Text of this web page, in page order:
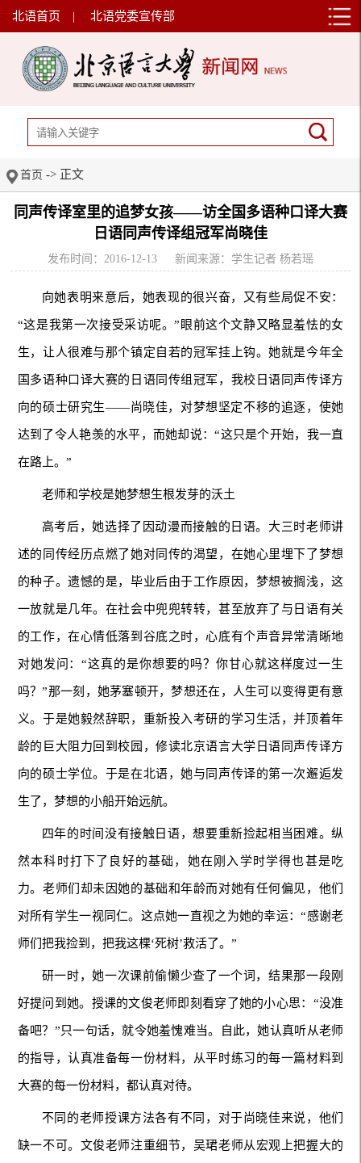
北语首页 | 北语党委宣传部
首页 -> 正文
同声传译室里的追梦女孩——访全国多语种口译大赛
日语同声传译组冠军尚晓佳
发布时间：2016-12-13 新闻来源：学生记者 杨若瑶
向她表明来意后，她表现的很兴奋，又有些局促不安：
“这是我第一次接受采访呢。”眼前这个文静又略显羞怯的女
生，让人很难与那个镇定自若的冠军挂上钩。她就是今年全
国多语种口译大赛的日语同传组冠军，我校日语同声传译方
向的硕士研究生——尚晓佳，对梦想坚定不移的追逐，使她
达到了令人艳羡的水平，而她却说：“这只是个开始，我一直
在路上。”
老师和学校是她梦想生根发芽的沃土
高考后，她选择了因动漫而接触的日语。大三时老师讲
述的同传经历点燃了她对同传的渴望，在她心里埋下了梦想
的种子。遗憾的是，毕业后由于工作原因，梦想被搁浅，这
一放就是几年。在社会中兜兜转转，甚至放弃了与日语有关
的工作，在心情低落到谷底之时，心底有个声音异常清晰地
对她发问：“这真的是你想要的吗？你甘心就这样度过一生
吗？”那一刻，她茅塞顿开，梦想还在，人生可以变得更有意
义。于是她毅然辞职，重新投入考研的学习生活，并顶着年
龄的巨大阻力回到校园，修读北京语言大学日语同声传译方
向的硕士学位。于是在北语，她与同声传译的第一次邂逅发
生了，梦想的小船开始远航。
四年的时间没有接触日语，想要重新捡起相当困难。纵
然本科时打下了良好的基础，她在刚入学时学得也甚是吃
力。老师们却未因她的基础和年龄而对她有任何偏见，他们
对所有学生一视同仁。这点她一直视之为她的幸运：“感谢老
师们把我捡到，把我这棵‘死树’救活了。”
研一时，她一次课前偷懒少查了一个词，结果那一段刚
好提问到她。授课的文俊老师即刻看穿了她的小心思：“没准
备吧？”只一句话，就令她羞愧难当。自此，她认真听从老师
的指导，认真准备每一份材料，从平时练习的每一篇材料到
大赛的每一份材料，都认真对待。
不同的老师授课方法各有不同，对于尚晓佳来说，他们
缺一不可。文俊老师注重细节，吴珺老师从宏观上把握大的